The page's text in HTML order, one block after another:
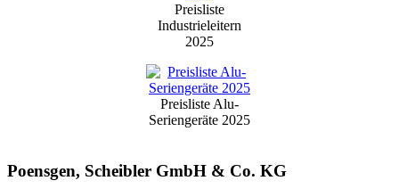
Preisliste
Industrieleitern
2025
Preisliste Alu-
Seriengeräte 2025
Poensgen, Scheibler GmbH & Co. KG